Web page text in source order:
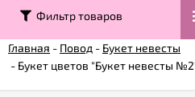
Контакты
Возврат
Фильтр товаров
Главная - Повод - Букет невесты
- Букет цветов "Букет невесты